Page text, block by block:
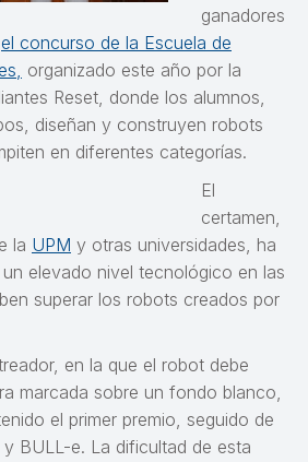
ganadores
el concurso de la Escuela de
organizado este año por la
Reset, donde los alumnos,
diseñan y construyen robots
en diferentes categorías.
El
certamen,
la UPM y otras universidades, ha
elevado nivel tecnológico en las
superar los robots creados por
en la que el robot debe
marcada sobre un fondo blanco,
el primer premio, seguido de
BULL-e. La dificultad de esta